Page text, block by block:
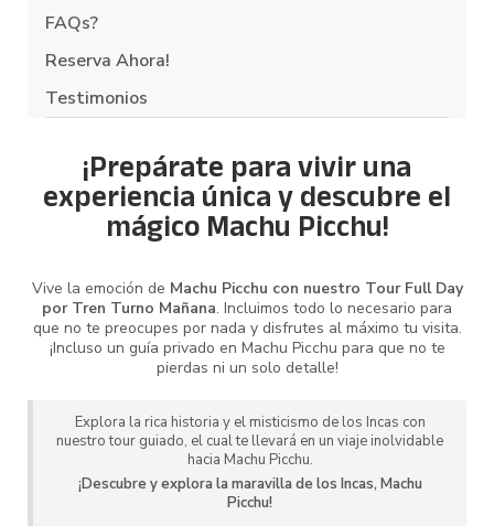
FAQs?
Reserva Ahora!
Testimonios
¡Prepárate para vivir una
experiencia única y descubre el
mágico Machu Picchu!
Vive la emoción de Machu Picchu con nuestro Tour Full Day
por Tren Turno Mañana. Incluimos todo lo necesario para
que no te preocupes por nada y disfrutes al máximo tu visita.
¡Incluso un guía privado en Machu Picchu para que no te
pierdas ni un solo detalle!
Explora la rica historia y el misticismo de los Incas con
nuestro tour guiado, el cual te llevará en un viaje inolvidable
hacia Machu Picchu.
¡Descubre y explora la maravilla de los Incas, Machu
Picchu!